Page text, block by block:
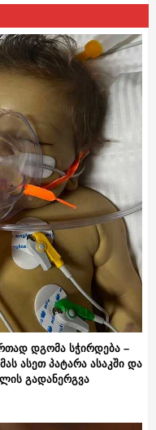
დგომა სჭირდება –
ასეთ პატარა ასაკში და
გადანერგვა